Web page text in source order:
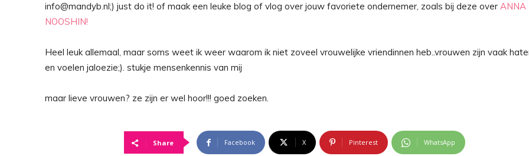
info@mandyb.nl;) just do it! of maak een leuke blog of vlog over jouw favoriete ondernemer, zoals bij deze over ANNA
NOOSHIN!
Heel leuk allemaal, maar soms weet ik weer waarom ik niet zoveel vrouwelijke vriendinnen heb..vrouwen zijn vaak
en voelen jaloezie;). stukje mensenkennis van mij
maar lieve vrouwen? ze zijn er wel hoor!!! goed zoeken.
Share Facebook X Pinterest WhatsApp